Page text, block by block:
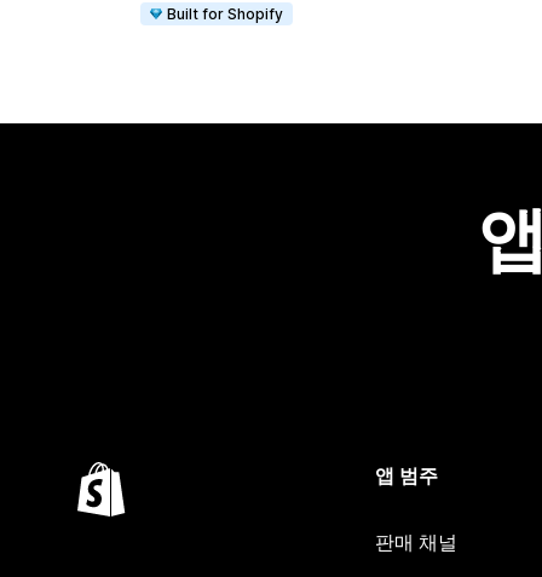
Built for Shopify
앱 범주
판매 채널